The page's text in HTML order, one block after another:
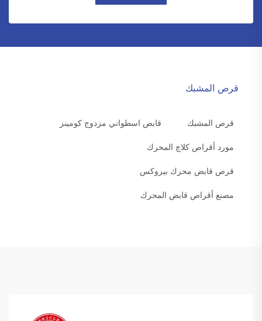
قرص المشبك
قرص المشبك قابض اسطواني مزدوج كومينز
مورد أقراص كلاچ المحرك
قرص قابض محرك بيروكس
مصنع أقراص قابض المحرك